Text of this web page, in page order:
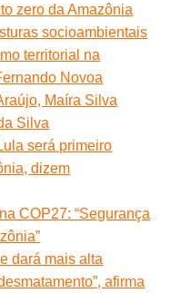
zero da Amazônia
socioambientais
territorial na
Novoa
Maíra Silva
Silva
será primeiro
dizem
COP27: “Segurança
dará mais alta
afirma